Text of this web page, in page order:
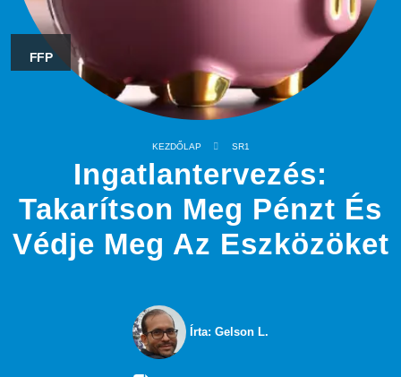
FFP
KEZDŐLAP SR1
Ingatlantervezés:
Takarítson Meg Pénzt És
Védje Meg Az Eszközöket
Írta: Gelson L.